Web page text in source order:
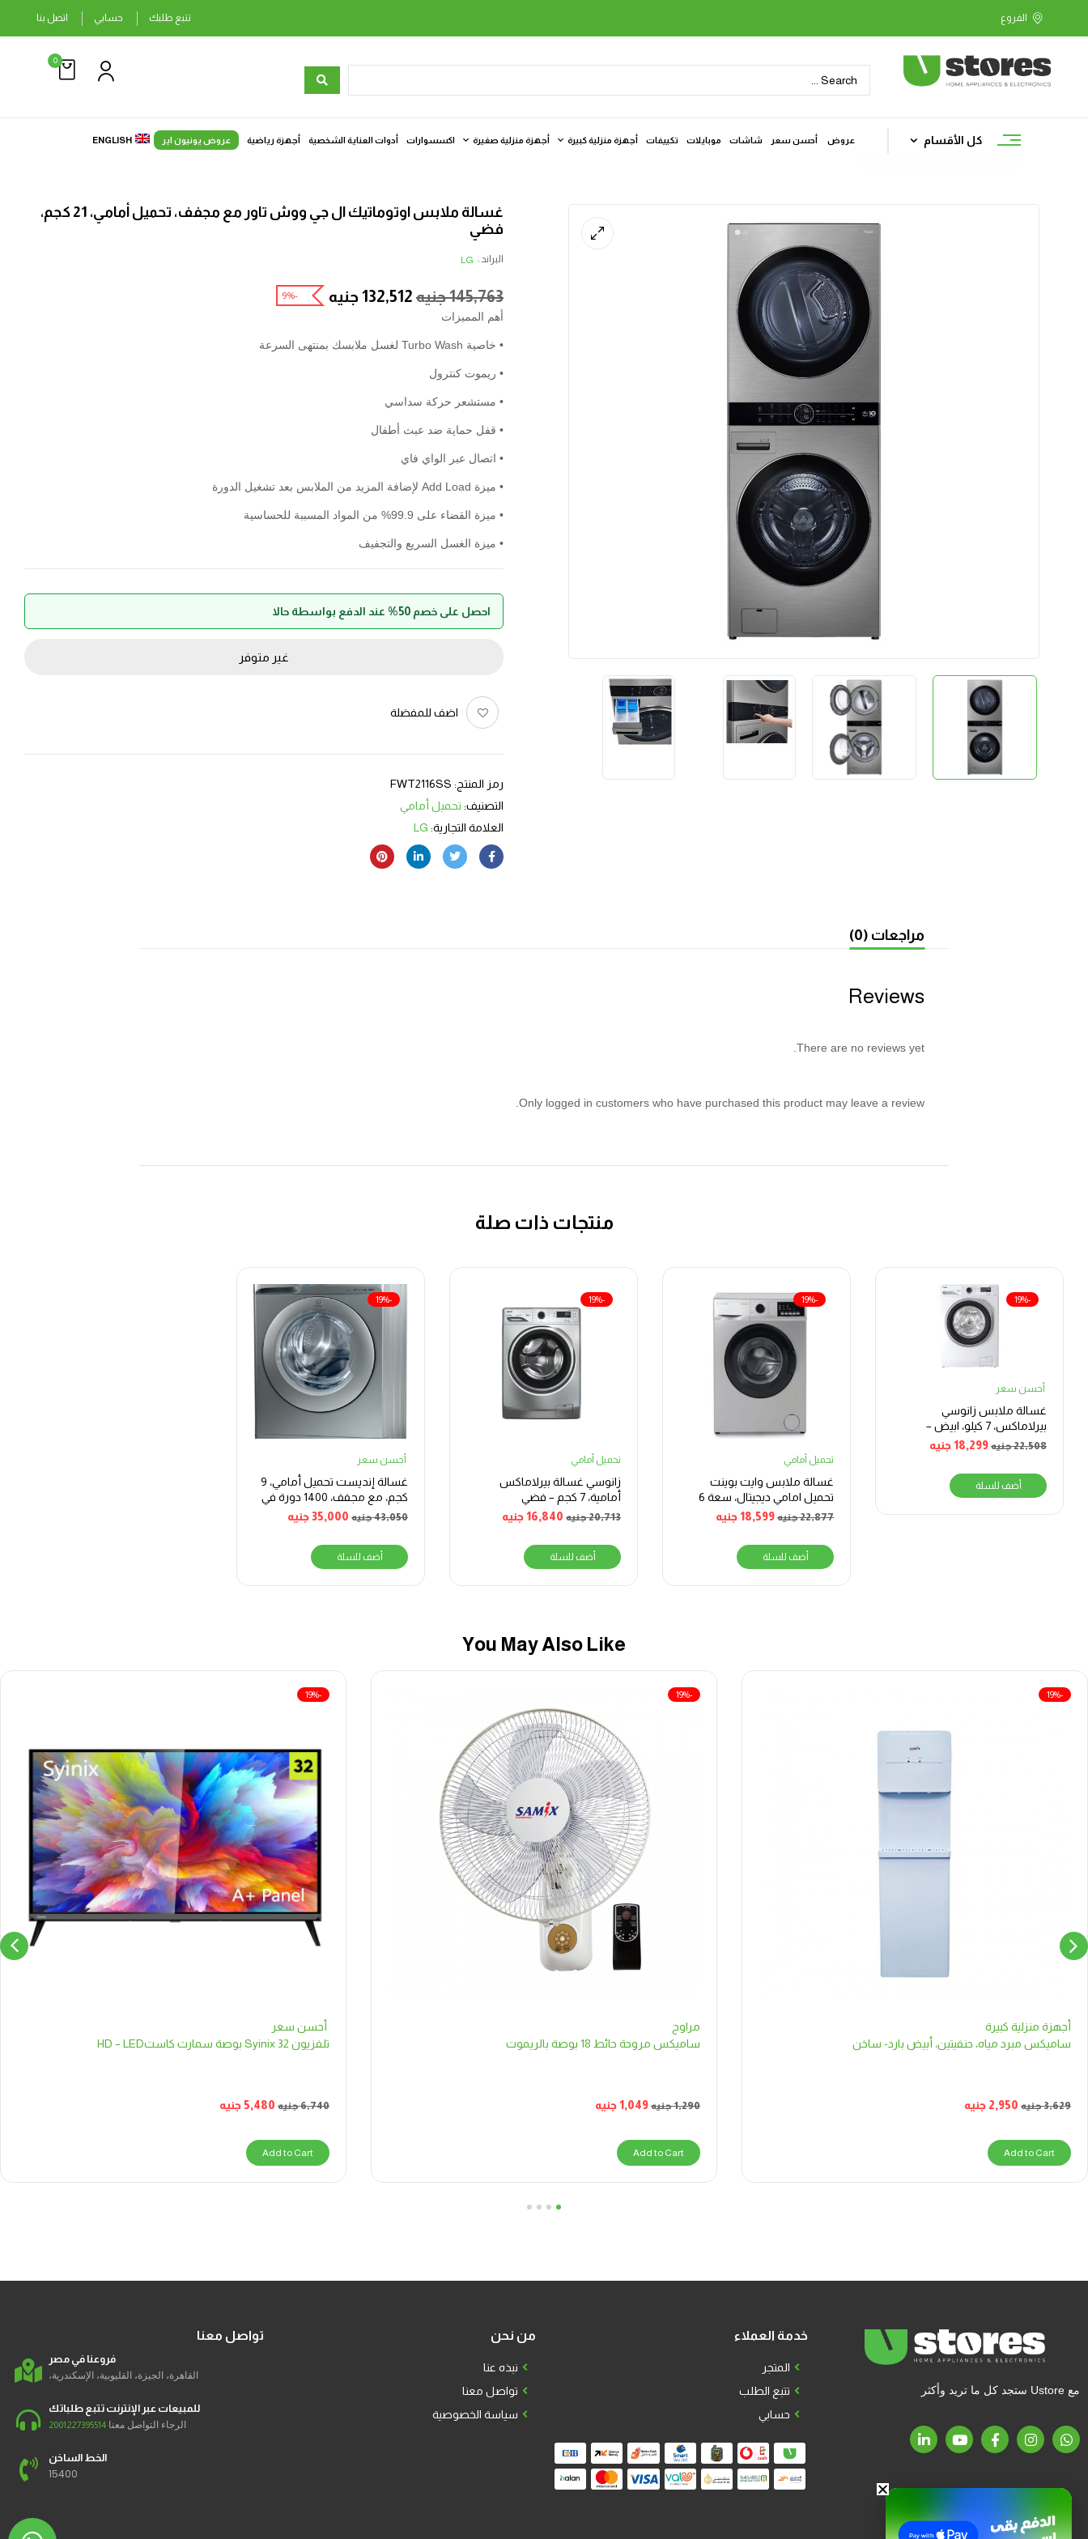
تتبع طلبك حسابي اتصل بنا
0
كل الأقسام عروض أحسن سعر شاشات موبايلات تكييفات أجهزة منزلية كبيرة أجهزة منزلية صغيرة اكسسوارات أدوات العناية الشخصية أجهزة رياضية عروض يونيون اير ENGLISH
غسالة ملابس اوتوماتيك ال جي ووش تاور مع مجفف، تحميل أمامي، 21 كجم،
فضي
البراند : LG
145,763جنيه 132,512 جنيه -9%
أهم المميزات
• خاصية Turbo Wash لغسل ملابسك بمنتهى السرعة
• ريموت كنترول
• مستشعر حركة سداسي
• قفل حماية ضد عبث أطفال
• اتصال عبر الواي فاي
• ميزة Add Load لإضافة المزيد من الملابس بعد تشغيل الدورة
• ميزة القضاء على 99.9% من المواد المسببة للحساسية
• ميزة الغسل السريع والتجفيف
احصل على خصم 50% عند الدفع بواسطة حالا
غير متوفر
اضف للمفضلة
رمز المنتج: FWT2116SS
التصنيف: تحميل أمامي
العلامة التجارية: LG
مراجعات (0)
Reviews
There are no reviews yet.
Only logged in customers who have purchased this product may leave a review.
منتجات ذات صلة
-19%
أحسن سعر
غسالة ملابس زانوسي
بيرلاماكس، 7 كيلو، ابيض –
ZWF7240WS5
22,508جنيه 18,299جنيه
أضف للسلة
-19%
تحميل أمامي
غسالة ملابس وايت بوينت
تحميل امامي ديجيتال، سعة 6
كيلو، فضي – WPW61015PDS
22,877جنيه 18,599جنيه
أضف للسلة
-19%
تحميل أمامي
زانوسي غسالة بيرلاماكس
أمامية، 7 كجم – فضي
20,713جنيه 16,840جنيه
أضف للسلة
-19%
أحسن سعر
غسالة إنديست تحميل أمامي، 9
كجم، مع مجفف، 1400 دورة في
الدقيقة، فضي
43,050جنيه 35,000جنيه
أضف للسلة
You May Also Like
أجهزة منزلية كبيرة
ساميكس مبرد مياه، حنفيتين، أبيض بارد- ساخن
3,629جنيه 2,950 جنيه
-19%
Add to Cart
مراوح
ساميكس مروحة حائط 18 بوصة بالريموت
1,290جنيه 1,049جنيه
-19%
Add to Cart
أحسن سعر
تلفزيون Syinix 32 بوصة سمارت كاستHD – LED
6,740جنيه 5,480جنيه
-19%
Add to Cart
مع Ustore ستجد كل ما تريد وأكثر
خدمة العملاء
المتجر
تتبع الطلب
حسابي
من نحن
نبذه عنا
تواصل معنا
سياسة الخصوصية
تواصل معنا
فروعنا في مصر
القاهرة، الجيزة، القليوبية، الإسكندرية،
للمبيعات عبر الإنترنت تتبع طلباتك
الرجاء التواصل معنا 2001227395514
الخط الساخن
15400